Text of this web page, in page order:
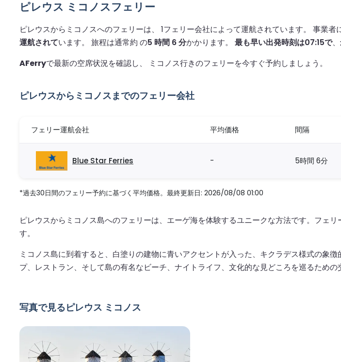
ピレウス ミコノスフェリー
ピレウスからミコノスへのフェリーは、 1フェリー会社によって運航されています。 事業者
運航されています。 旅程は通常約 の5 時間 6 分かかります。 最も早い出発時刻は07:15で、
AFerryで最新の空席状況を確認し、 ミコノス行きのフェリーを今すぐ予約しましょう。
ピレウスからミコノスまでのフェリー会社
フェリー運航会社 平均価格 間隔
Blue Star Ferries - 5時間 6分
*過去30日間のフェリー予約に基づく平均価格。最終更新日: 2026/08/08 01:00
ピレウスからミコノス島へのフェリーは、エーゲ海を体験するユニークな方法です。フェ
す。
ミコノス島に到着すると、白塗りの建物に青いアクセントが入った、キクラデス様式の象
プ、レストラン、そして島の有名なビーチ、ナイトライフ、文化的な見どころを巡るため
写真で見るピレウス ミコノス